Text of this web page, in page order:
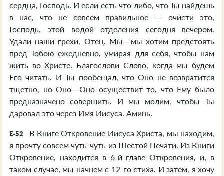
сердца, Господь. И если есть что-либо, что Ты найдешь
в нас, что не совсем правильное — очисти это,
Господь, этой водой отделения сегодня вечером.
Удали наши грехи, Отец. Мы—мы хотим предстоять
пред Тобою ежедневно, умирая для себя, чтобы нам
жить во Христе. Благослови Слово, когда мы будем
Его читать. И Ты пообещал, что Оно не возвратится
тщетно, но Оно—Оно осуществит то, что Ему было
предназначено совершить. И мы молим, чтобы Ты
даровал это через Имя Иисуса. Аминь.
E-52
В Книге Откровение Иисуса Христа, мы находим,
я прочту совсем чуть-чуть из Шестой Печати. Из Книги
Откровение, находится в 6-й главе Откровения, и, в
таком случае, мы начнем с 12-го стиха. И затем, я хочу